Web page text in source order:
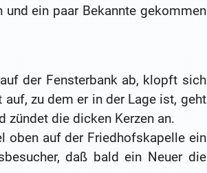
ein paar Bekannte gekommen
der Fensterbank ab, klopft sich
zu dem er in der Lage ist, geht
zündet die dicken Kerzen an.
oben auf der Friedhofskapelle ein
daß bald ein Neuer die